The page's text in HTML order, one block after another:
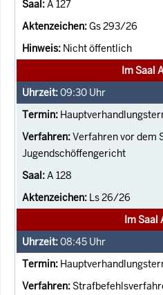
A 127
Gs 293/26
Nicht öffentlich
Im Saal
09:30 Uhr
Verfahren vor dem
Jugendschöffengericht
A 128
Ls 26/26
Im Saal
08:45 Uhr